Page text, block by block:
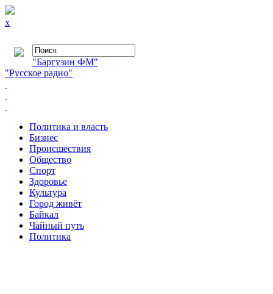
x
"Баргузин ФМ"
"Русское радио"
Политика и власть
Бизнес
Происшествия
Общество
Cпорт
Здоровье
Культура
Город живёт
Байкал
Чайный путь
Политика